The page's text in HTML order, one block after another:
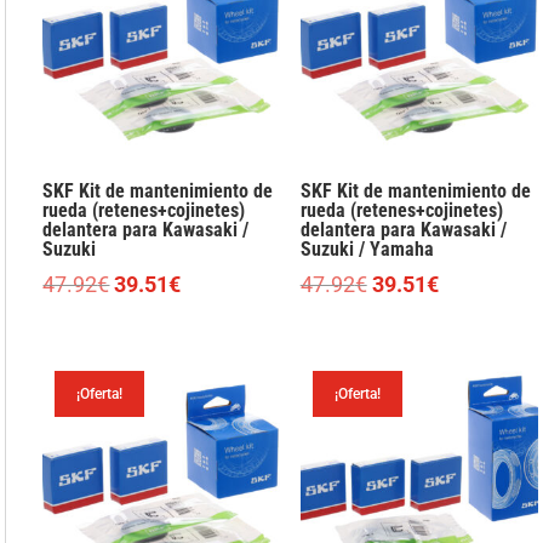
SKF Kit de mantenimiento de
rueda (retenes+cojinetes)
delantera para Kawasaki /
Suzuki
47.92€El
era:
47.92€.
39.51€El
39.51€.
SKF Kit de mantenimiento de
rueda (retenes+cojinetes)
delantera para Kawasaki /
Suzuki / Yamaha
47.92€ El
era:
39.51€El
39.51€.
¡Oferta! ¡Oferta!